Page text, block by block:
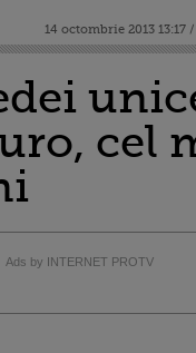
14 octombrie 2013 13:17
cel
Ads by INTERNET PROTV